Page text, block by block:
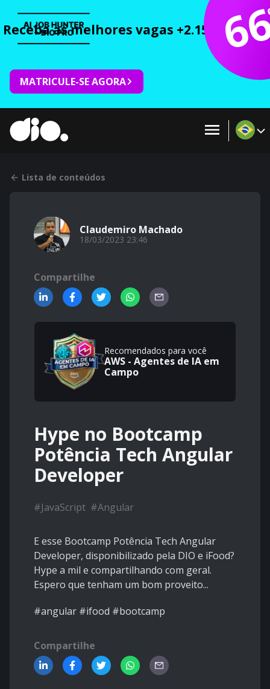
Receba as melhores vagas +2.150 cursos
MATRICULE-SE AGORA
Lista de conteúdos
Claudemiro Machado
18/03/2023 23:46
Compartilhe
Recomendados para você
AWS - Agentes de IA em
Campo
Hype no Bootcamp
Potência Tech Angular
Developer
#JavaScript #Angular
E esse Bootcamp Potência Tech Angular
Developer, disponibilizado pela DIO e iFood?
Hype a mil e compartilhando com geral.
Espero que tenham um bom proveito...
#angular #ifood #bootcamp
Compartilhe